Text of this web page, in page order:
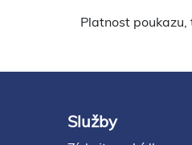
Platnost
Footer
Služby